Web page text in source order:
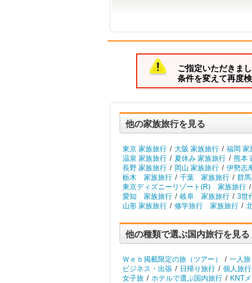
ご指定いただきま
条件を変えて再度
他の家族旅行を見る
東京 家族旅行 / 大阪 家族旅行 / 福岡 家
温泉 家族旅行 / 夏休み 家族旅行 / 熊本
長野 家族旅行 / 岡山 家族旅行 / 伊勢志
栃木 家族旅行 / 千葉 家族旅行 / 群
東京ディズニーリゾート(R) 家族旅行 /
愛知 家族旅行 / 岐阜 家族旅行 / 3世
山形 家族旅行 / 修学旅行 家族旅行 /
他の種類で選ぶ国内旅行を見る
Ｗｅｂ掲載限定の旅（ツアー） / 一人旅
ビジネス・出張 / 日帰り旅行 / 個人旅
女子旅 / ホテルで選ぶ国内旅行 / KNT